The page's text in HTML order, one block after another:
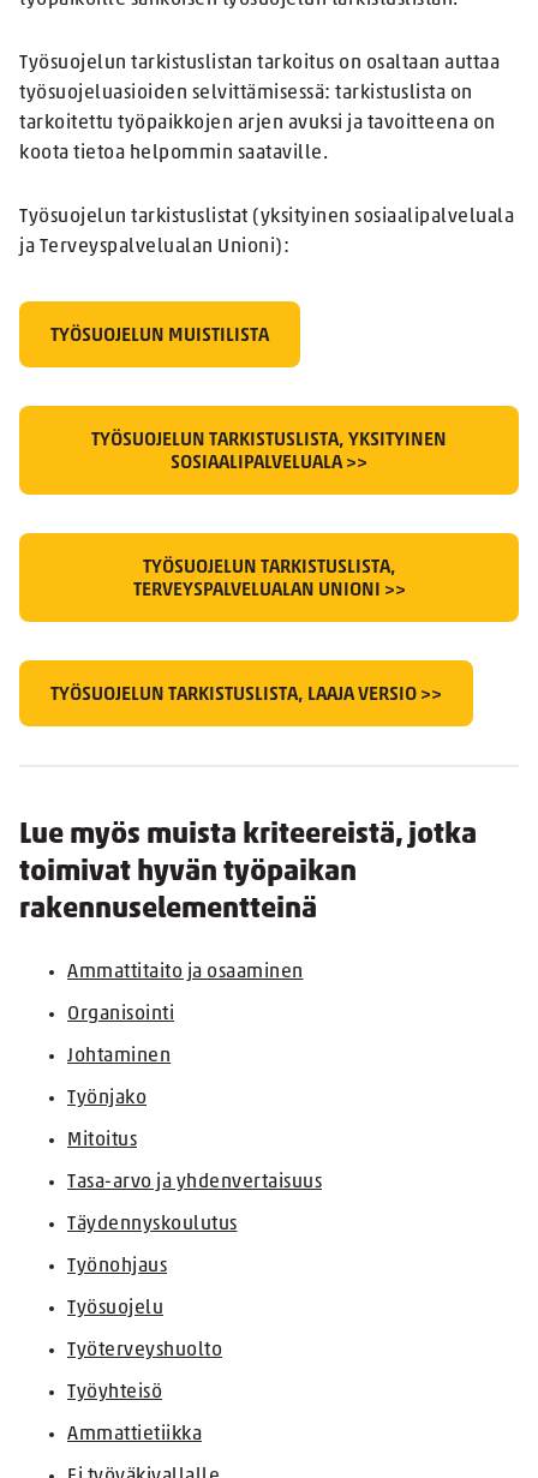
Työsuojelun tarkistuslistan tarkoitus on osaltaan auttaa
työsuojeluasioiden selvittämisessä: tarkistuslista on
tarkoitettu työpaikkojen arjen avuksi ja tavoitteena on
koota tietoa helpommin saataville.
Työsuojelun tarkistuslistat (yksityinen sosiaalipalveluala
ja Terveyspalvelualan Unioni):
TYÖSUOJELUN MUISTILISTA
TYÖSUOJELUN TARKISTUSLISTA, YKSITYINEN
SOSIAALIPALVELUALA >>
TYÖSUOJELUN TARKISTUSLISTA,
TERVEYSPALVELUALAN UNIONI >>
TYÖSUOJELUN TARKISTUSLISTA, LAAJA VERSIO >>
Lue myös muista kriteereistä, jotka
toimivat hyvän työpaikan
rakennuselementteinä
Ammattitaito ja osaaminen
Organisointi
Johtaminen
Työnjako
Mitoitus
Tasa-arvo ja yhdenvertaisuus
Täydennyskoulutus
Työnohjaus
Työsuojelu
Työterveyshuolto
Työyhteisö
Ammattietiikka